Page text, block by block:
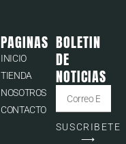
PAGINAS
INICIO
TIENDA
NOSOTROS
CONTACTO
BOLETIN
DE
NOTICIAS
SUSCRIBETE
⟶